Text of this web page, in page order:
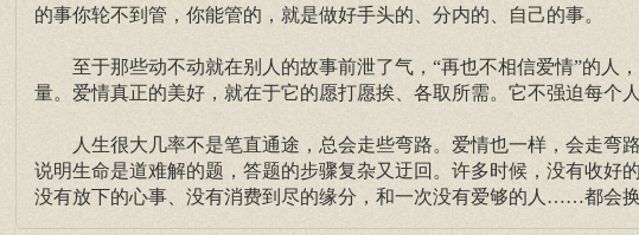
的事你轮不到管，你能管的，就是做好手头的、分内的、自己的事。
至于那些动不动就在别人的故事前泄了气，“再也不相信爱情”的人
量。爱情真正的美好，就在于它的愿打愿挨、各取所需。它不强迫每个
人生很大几率不是笔直通途，总会走些弯路。爱情也一样，会走弯
说明生命是道难解的题，答题的步骤复杂又迂回。许多时候，没有收好
没有放下的心事、没有消费到尽的缘分，和一次没有爱够的人……都会